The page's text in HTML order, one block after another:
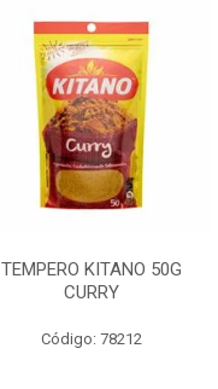
TEMPERO KITANO 50G
CURRY
Código: 78212